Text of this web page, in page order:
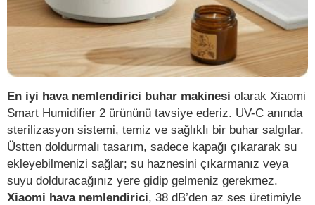
En iyi hava nemlendirici buhar makinesi olarak Xiaomi
Smart Humidifier 2 ürününü tavsiye ederiz. UV-C anında
sterilizasyon sistemi, temiz ve sağlıklı bir buhar salgılar.
Üstten doldurmalı tasarım, sadece kapağı çıkararak su
ekleyebilmenizi sağlar; su haznesini çıkarmanız veya
suyu dolduracağınız yere gidip gelmeniz gerekmez.
Xiaomi hava nemlendirici, 38 dB’den az ses üretimiyle